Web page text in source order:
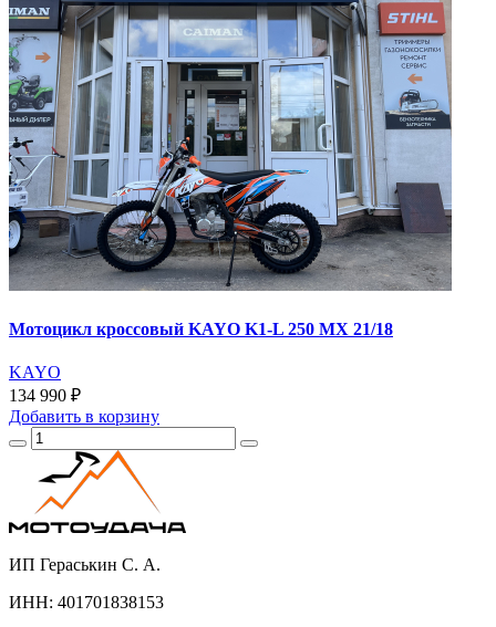
Мотоцикл кроссовый KAYO K1-L 250 MX 21/18
KAYO
134 990 ₽
Добавить в корзину
ИП Гераськин С. А.
ИНН: 401701838153